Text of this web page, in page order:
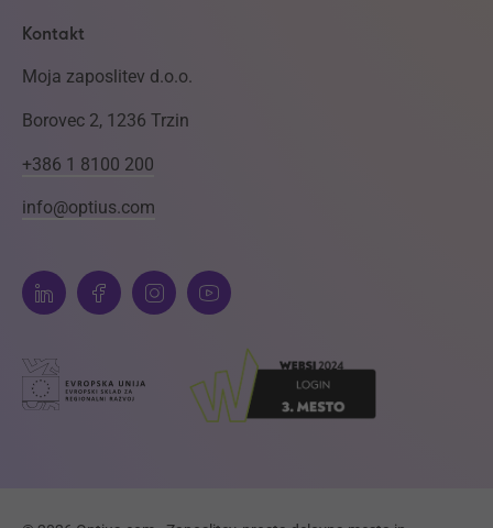
Kontakt
Moja zaposlitev d.o.o.
Borovec 2, 1236 Trzin
+386 1 8100 200
info@optius.com